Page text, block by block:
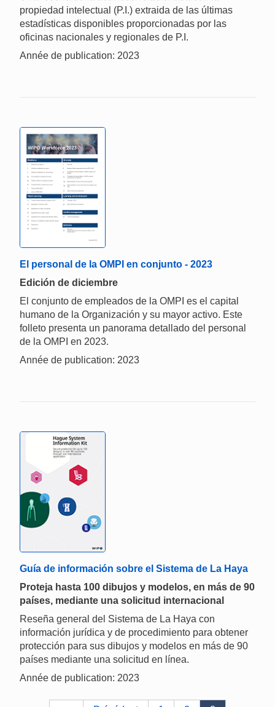
propiedad intelectual (P.I.) extraida de las últimas
estadísticas disponibles proporcionadas por las
oficinas nacionales y regionales de P.I.
Année de publication: 2023
El personal de la OMPI en conjunto - 2023
Edición de diciembre
El conjunto de empleados de la OMPI es el capital
humano de la Organización y su mayor activo. Este
folleto presenta un panorama detallado del personal
de la OMPI en 2023.
Année de publication: 2023
Guía de información sobre el Sistema de La Haya
Proteja hasta 100 dibujos y modelos, en más de 90
países, mediante una solicitud internacional
Reseña general del Sistema de La Haya con
información jurídica y de procedimiento para obtener
protección para sus dibujos y modelos en más de 90
países mediante una solicitud en línea.
Année de publication: 2023